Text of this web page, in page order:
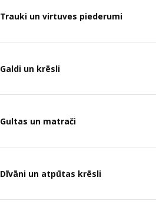
Trauki un virtuves piederumi
Galdi un krēsli
Gultas un matrači
Dīvāni un atpūtas krēsli